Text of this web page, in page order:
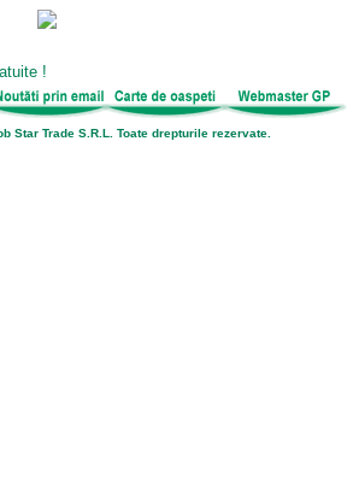
!
Star Trade S.R.L. Toate drepturile rezervate.